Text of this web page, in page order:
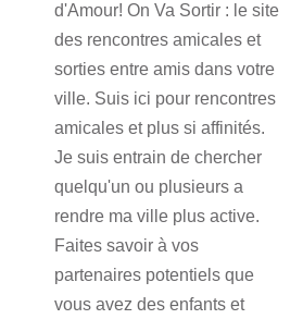
d'Amour! On Va Sortir : le site
des rencontres amicales et
sorties entre amis dans votre
ville. Suis ici pour rencontres
amicales et plus si affinités.
Je suis entrain de chercher
quelqu'un ou plusieurs a
rendre ma ville plus active.
Faites savoir à vos
partenaires potentiels que
vous avez des enfants et